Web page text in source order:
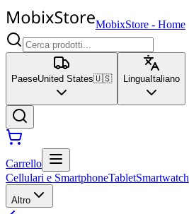
MobixStore - Home
PaeseUnited States🇺🇸 LinguaItaliano
Carrello
Cellulari e SmartphoneTabletSmartwatch
Altro